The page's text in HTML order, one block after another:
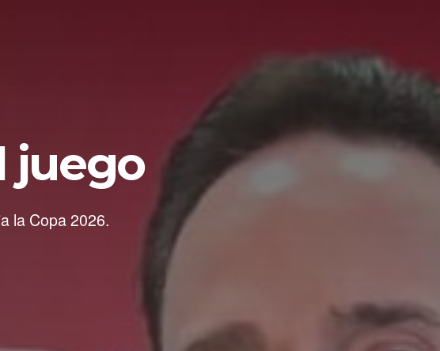
juego
la Copa 2026.